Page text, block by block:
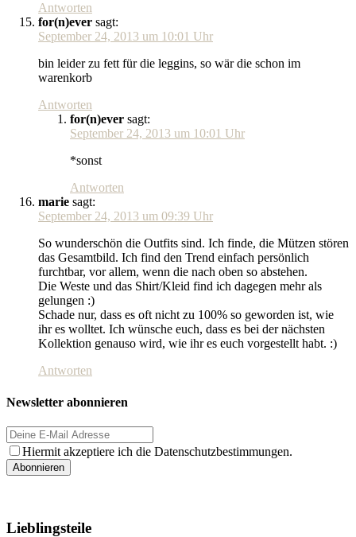
Antworten
for(n)ever sagt:
September 24, 2013 um 10:01 Uhr
bin leider zu fett für die leggins, so wär die schon im
warenkorb
Antworten
for(n)ever sagt:
September 24, 2013 um 10:01 Uhr
*sonst
Antworten
marie sagt:
September 24, 2013 um 09:39 Uhr
So wunderschön die Outfits sind. Ich finde, die Mützen stören
das Gesamtbild. Ich find den Trend einfach persönlich
furchtbar, vor allem, wenn die nach oben so abstehen.
Die Weste und das Shirt/Kleid find ich dagegen mehr als
gelungen :)
Schade nur, dass es oft nicht zu 100% so geworden ist, wie
ihr es wolltet. Ich wünsche euch, dass es bei der nächsten
Kollektion genauso wird, wie ihr es euch vorgestellt habt. :)
Antworten
Newsletter abonnieren
Hiermit akzeptiere ich die Datenschutzbestimmungen.
Lieblingsteile